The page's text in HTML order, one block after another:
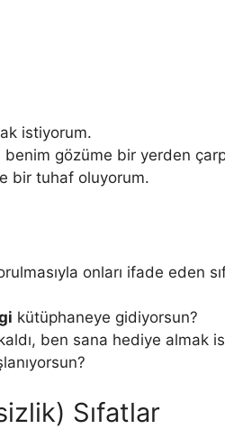
istiyorum.
benim gözüme bir yerden
bir tuhaf oluyorum.
onları ifade eden
kütüphaneye gidiyorsun?
ben sana hediye almak
Sıfatlar